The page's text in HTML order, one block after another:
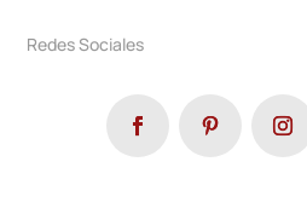
Redes Sociales